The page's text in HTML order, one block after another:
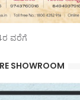
ವರೆಗೆ
SHOWROOM